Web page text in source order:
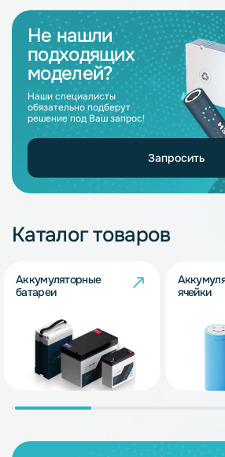
Не нашли
подходящих
моделей?
Наши специалисты
обязательно подберут
решение под Ваш запрос!
Запросить
Каталог товаров
Аккумуляторные
батареи
ячейки